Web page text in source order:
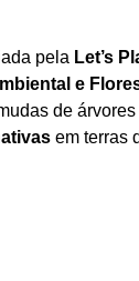
pela Let’s
e
de
em terras